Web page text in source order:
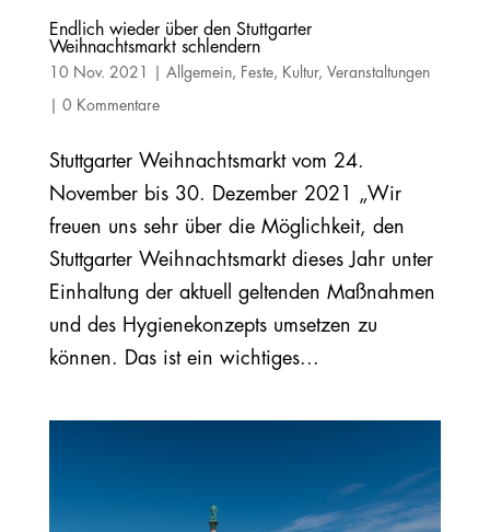
Endlich wieder über den Stuttgarter
Weihnachtsmarkt schlendern
10 Nov. 2021 Allgemein, Feste, Kultur, Veranstaltungen
0 Kommentare
Stuttgarter Weihnachtsmarkt vom 24.
November bis 30. Dezember 2021 „Wir
freuen uns sehr über die Möglichkeit, den
Stuttgarter Weihnachtsmarkt dieses Jahr unter
Einhaltung der aktuell geltenden Maßnahmen
und des Hygienekonzepts umsetzen zu
können. Das ist ein wichtiges...